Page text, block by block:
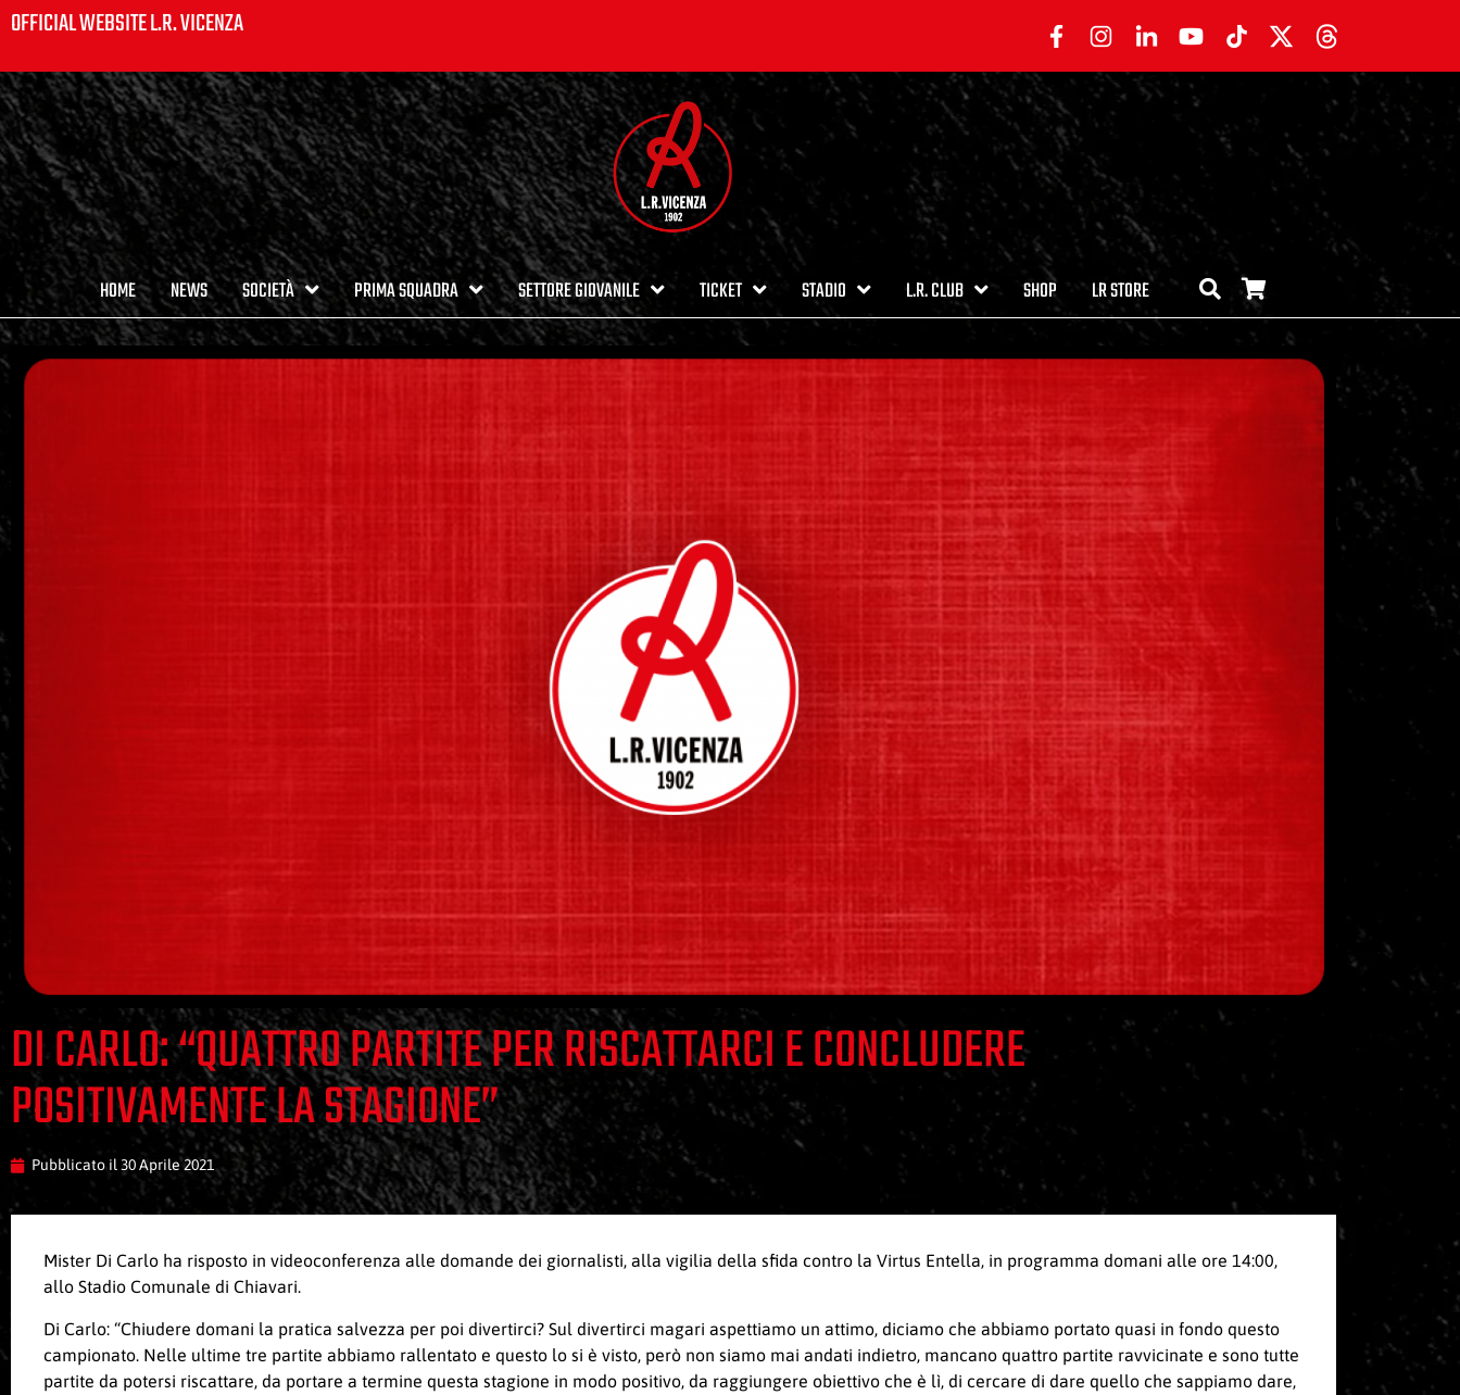
OFFICIAL WEBSITE L.R. VICENZA
HOME NEWS SOCIETÀ PRIMA SQUADRA SETTORE GIOVANILE TICKET STADIO L.R. CLUB SHOP LR STORE
DI CARLO: “QUATTRO PARTITE PER RISCATTARCI E CONCLUDERE
POSITIVAMENTE LA STAGIONE”
Pubblicato il 30 Aprile 2021
Mister Di Carlo ha risposto in videoconferenza alle domande dei giornalisti, alla vigilia della sfida contro la Virtus Entella, in programma domani alle ore 14:00,
allo Stadio Comunale di Chiavari.
Di Carlo: “Chiudere domani la pratica salvezza per poi divertirci? Sul divertirci magari aspettiamo un attimo, diciamo che abbiamo portato quasi in fondo questo
campionato. Nelle ultime tre partite abbiamo rallentato e questo lo si è visto, però non siamo mai andati indietro, mancano quattro partite ravvicinate e sono tutte
partite da potersi riscattare, da portare a termine questa stagione in modo positivo, da raggiungere obiettivo che è lì, di cercare di dare quello che sappiamo dare,